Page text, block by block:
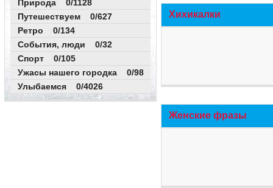
Природа 0/1128
Путешествуем 0/627
Ретро 0/134
События, люди 0/32
Спорт 0/105
Ужасы нашего городка 0/98
Улыбаемся 0/4026
Хихикалки
Женские фразы